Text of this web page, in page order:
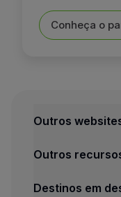
Conheça o
Outros
TAP Air Cargo
Outros
Destinos em